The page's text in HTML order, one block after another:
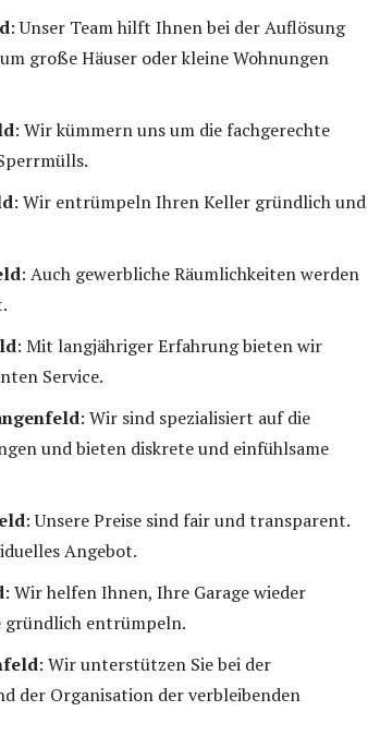
: Unser Team hilft Ihnen bei der Auflösung
große Häuser oder kleine Wohnungen
: Wir kümmern uns um die fachgerechte
: Wir entrümpeln Ihren Keller gründlich und
: Auch gewerbliche Räumlichkeiten werden
: Mit langjähriger Erfahrung bieten wir
Service.
: Wir sind spezialisiert auf die
und bieten diskrete und einfühlsame
: Unsere Preise sind fair und transparent.
Angebot.
: Wir helfen Ihnen, Ihre Garage wieder
gründlich entrümpeln.
: Wir unterstützen Sie bei der
der Organisation der verbleibenden